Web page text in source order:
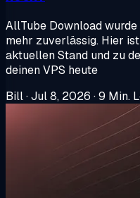
AllTube Download
mehr zuverlässig. Hier
aktuellen Stand und zu
deinen VPS heute
Bill·Jul 8, 2026 ·9 Min.